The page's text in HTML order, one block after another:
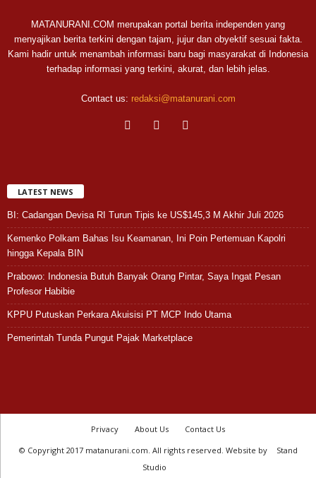
MATANURANI.COM merupakan portal berita independen yang
menyajikan berita terkini dengan tajam, jujur dan obyektif sesuai fakta.
Kami hadir untuk menambah informasi baru bagi masyarakat di Indonesia
terhadap informasi yang terkini, akurat, dan lebih jelas.
Contact us: redaksi@matanurani.com
LATEST NEWS
BI: Cadangan Devisa RI Turun Tipis ke US$145,3 M Akhir Juli 2026
Kemenko Polkam Bahas Isu Keamanan, Ini Poin Pertemuan Kapolri
hingga Kepala BIN
Prabowo: Indonesia Butuh Banyak Orang Pintar, Saya Ingat Pesan
Profesor Habibie
KPPU Putuskan Perkara Akuisisi PT MCP Indo Utama
Pemerintah Tunda Pungut Pajak Marketplace
Privacy About Us
Contact Us
© Copyright 2017 matanurani.com. All rights reserved. Website by
Stand
Studio